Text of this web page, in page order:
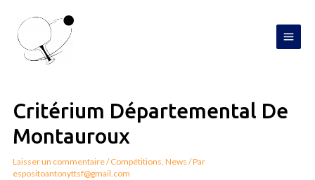
contenu
Critérium Départemental De
Montauroux
Laisser un commentaire/Compétitions,News / Par
espositoantonyttsf@gmail.com
l’article